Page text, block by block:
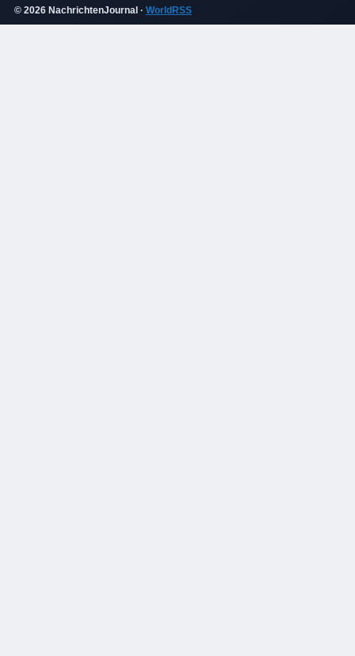
© 2026 NachrichtenJournal · WorldRSS